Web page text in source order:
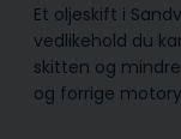
Et oljeskift i
vedlikehold du
skitten og
og forrige